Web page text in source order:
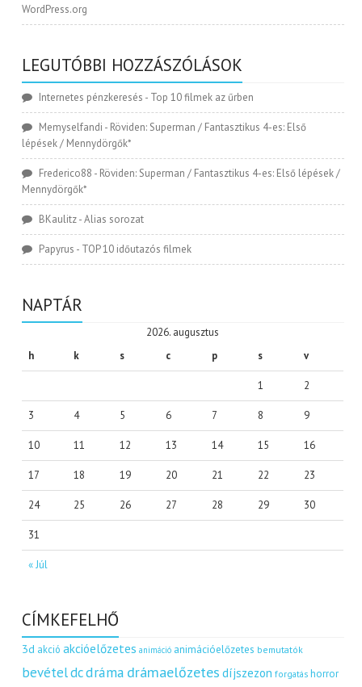
WordPress.org
LEGUTÓBBI HOZZÁSZÓLÁSOK
Internetes pénzkeresés - Top 10 filmek az űrben
Memyselfandi - Röviden: Superman / Fantasztikus 4-es: Első
lépések / Mennydörgők*
Frederico88 - Röviden: Superman / Fantasztikus 4-es: Első lépések /
Mennydörgők*
BKaulitz-Alias sorozat
Papyrus - TOP 10 időutazós filmek
NAPTÁR
2026. augusztus
h
k s c p s v
« Júl
1 2
3 4 5 6 7 8 9
10 11 12 13 14 15 16
17 18 19 20 21 22 23
24 25 26 27 28 29 30
31
CÍMKEFELHŐ
3d akció akcióelőzetes animáció animációelőzetes bemutatók
bevételdcdráma drámaelőzetes díjszezon forgatás horror